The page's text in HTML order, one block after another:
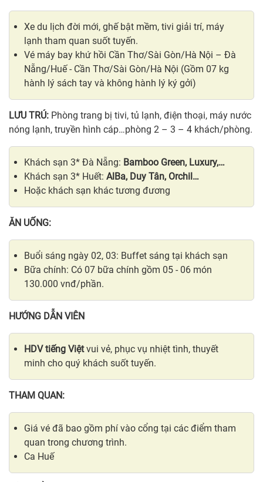
Xe du lịch đời mới, ghế bật mềm, tivi giải trí, máy
lạnh tham quan suốt tuyến.
Vé máy bay khứ hồi Cần Thơ/Sài Gòn/Hà Nội – Đà
Nẵng/Huế - Cần Thơ/Sài Gòn/Hà Nội (Gồm 07 kg
hành lý sách tay và không hành lý ký gởi)
LƯU TRÚ: Phòng trang bị tivi, tủ lạnh, điện thoại, máy nước
nóng lạnh, truyền hình cáp…phòng 2 – 3 – 4 khách/phòng.
Khách sạn 3* Đà Nẵng: Bamboo Green, Luxury,…
Khách sạn 3* Huết: AlBa, Duy Tân, Orchil…
Hoặc khách sạn khác tương đương
ĂN UỐNG:
Buổi sáng ngày 02, 03: Buffet sáng tại khách sạn
Bữa chính: Có 07 bữa chính gồm 05 - 06 món
130.000 vnđ/phần.
HƯỚNG DẪN VIÊN
HDV tiếng Việtvui vẻ, phục vụ nhiệt tình, thuyết
minh cho quý khách suốt tuyến.
THAM QUAN:
Giá vé đã bao gồm phí vào cổng tại các điểm tham
quan trong chương trình.
Ca Huế